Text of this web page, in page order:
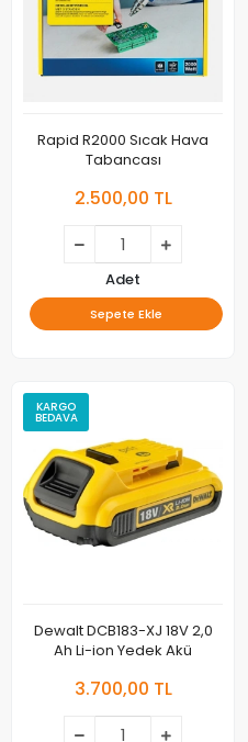
Rapid R2000 Sıcak Hava
Tabancası
2.500,00 TL
Adet
Sepete Ekle
KARGO
BEDAVA
Dewalt DCB183-XJ 18V 2,0
Ah Li-ion Yedek Akü
3.700,00 TL